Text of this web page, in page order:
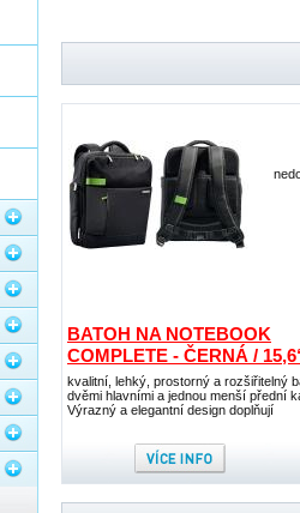
BATOH NA NOTEBOOK
COMPLETE - ČERNÁ /
kvalitní, lehký, prostorný a rozšiřitelný
dvěmi hlavními a jednou menší přední
Výrazný a elegantní design doplňují